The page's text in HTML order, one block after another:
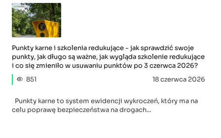
Punkty karne i szkolenia redukujące - jak sprawdzić swoje
punkty, jak długo są ważne, jak wygląda szkolenie redukujące
i co się zmieniło w usuwaniu punktów po 3 czerwca 2026?
851
18 czerwca 2026
Punkty karne to system ewidencji wykroczeń, który ma na
celu poprawę bezpieczeństwa na drogach...